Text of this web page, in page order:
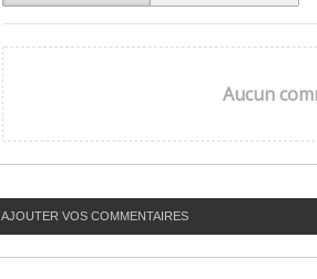
Aucun
AJOUTER VOS COMMENTAIRES